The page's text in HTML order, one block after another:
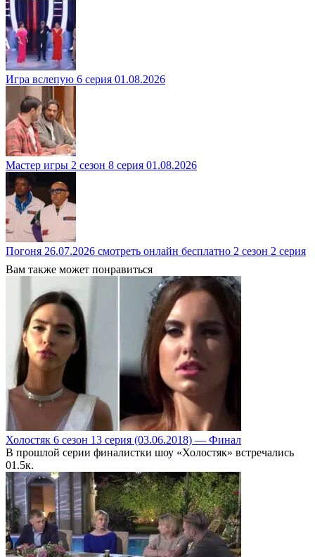
Игра вслепую 6 серия 01.08.2026
Мастер игры 2 сезон 8 серия 01.08.2026
Погоня 26.07.2026 смотреть онлайн бесплатно 2 сезон 2 серия
Вам также может понравиться
Холостяк 6 сезон 13 серия (03.06.2018) — Финал
В прошлой серии финалистки шоу «Холостяк» встречались
01.5к.